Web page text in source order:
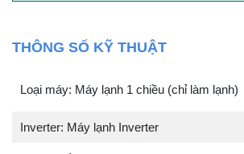
THÔNG SỐ KỸ THUẬT
Loại máy: Máy lạnh 1 chiều (chỉ làm lạnh)
Inverter: Máy lạnh Inverter